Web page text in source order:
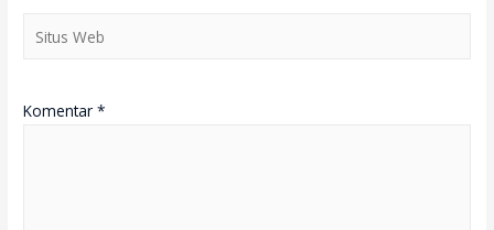
Komentar*